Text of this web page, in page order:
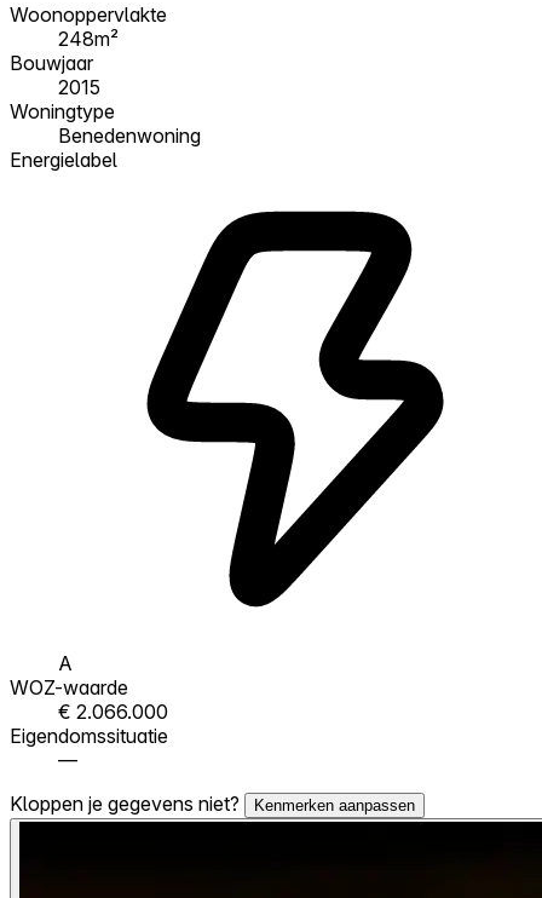
Woonoppervlakte
248m²
Bouwjaar
2015
Woningtype
Benedenwoning
Energielabel
A
WOZ-waarde
€ 2.066.000
Eigendomssituatie
—
Kloppen je gegevens niet?
Kenmerken aanpassen